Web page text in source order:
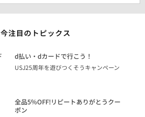
今注目のトピックス
d払い・dカードで行こう！
USJ25周年を遊びつくそうキャンペーン
全品5％OFF!リピートありがとうクー
ポン